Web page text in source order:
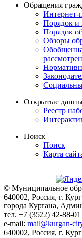
Обращения
Интернет-
Порядок и
Порядок
Обзоры
Открытые
Реестр
Поиск
Поиск
Карта
© Муниципальное
640002, Россия, г.
города Кургана,
тел. +7 (3522) 42-88-
e-mail: mail@kurgan-
640002, Россия, г.